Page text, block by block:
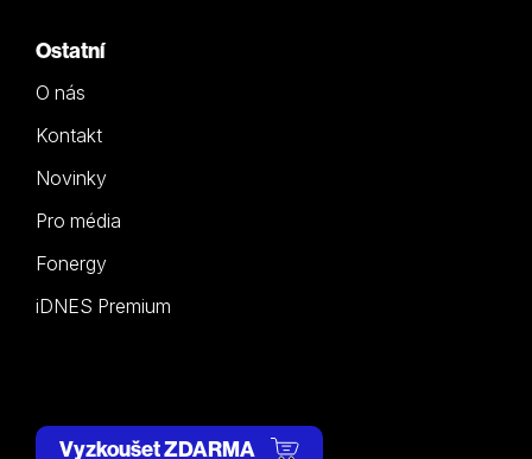
Ostatní
O nás
Kontakt
Novinky
Pro média
Fonergy
iDNES Premium
Vyzkoušet ZDARMA